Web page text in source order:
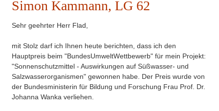
Simon Kammann, LG 62
Sehr geehrter Herr Flad,
mit Stolz darf ich Ihnen heute berichten, dass ich den
Hauptpreis beim "BundesUmweltWettbewerb" für mein Projekt:
"Sonnenschutzmittel - Auswirkungen auf Süßwasser- und
Salzwasserorganismen" gewonnen habe. Der Preis wurde von
der Bundesministerin für Bildung und Forschung Frau Prof. Dr.
Johanna Wanka verliehen.